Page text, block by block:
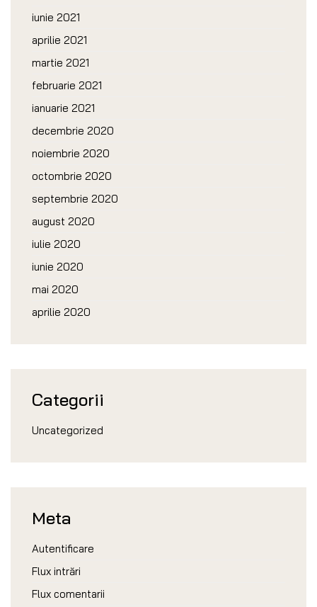
iunie 2021
aprilie 2021
martie 2021
februarie 2021
ianuarie 2021
decembrie 2020
noiembrie 2020
octombrie 2020
septembrie 2020
august 2020
iulie 2020
iunie 2020
mai 2020
aprilie 2020
Categorii
Uncategorized
Meta
Autentificare
Flux intrări
Flux comentarii